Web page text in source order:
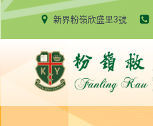
Skip
to
content
新界粉嶺欣盛里3號